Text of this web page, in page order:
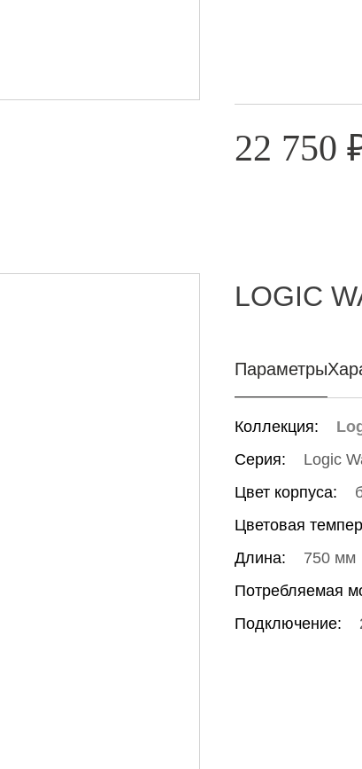
22 750
LOGIC
Параметры
Коллекция:
Серия:
Logic
Цвет корпуса:
Цветовая
Длина:
750 мм
Потребляемая
Подключение: